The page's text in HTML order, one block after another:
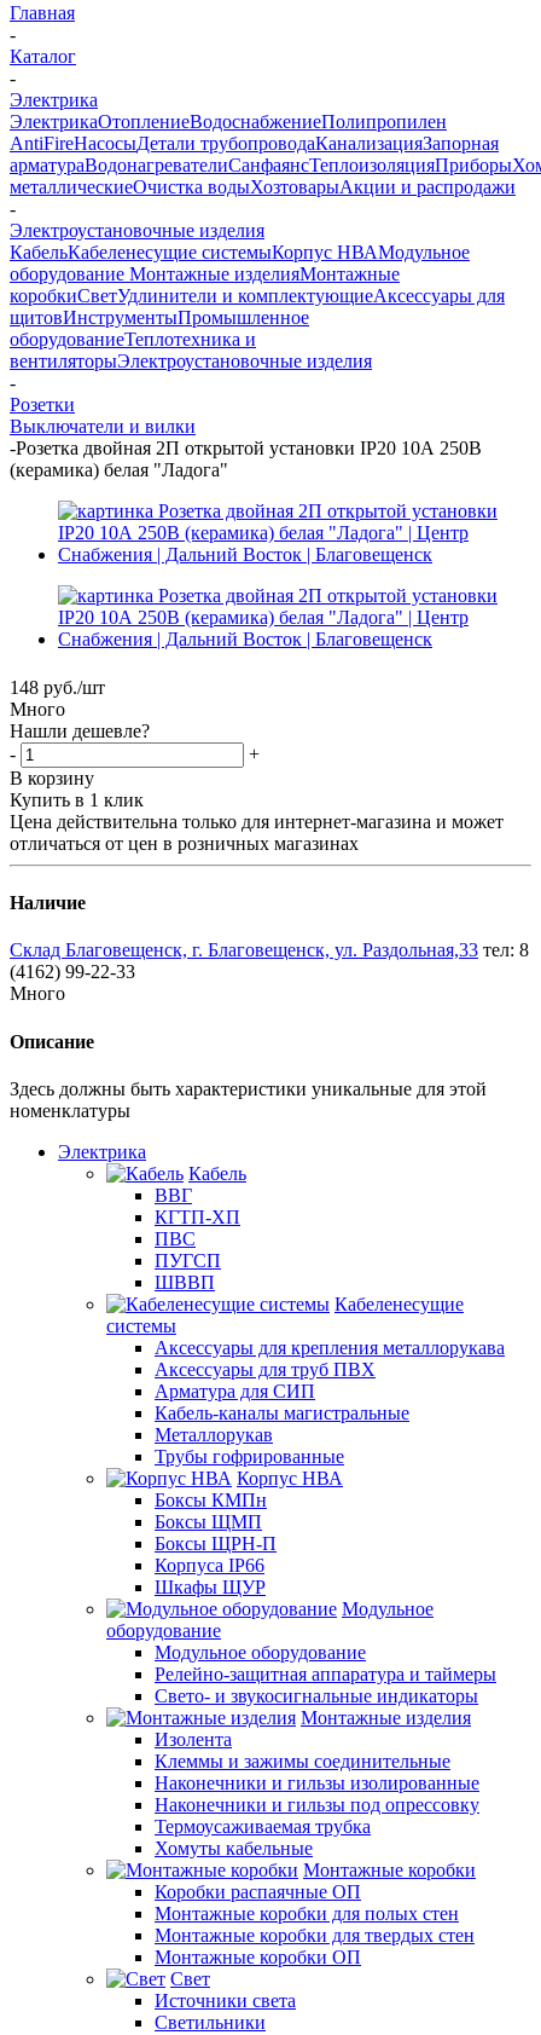
Главная
-
Каталог
-
Электрика
ЭлектрикаОтоплениеВодоснабжениеПолипропилен
AntiFireНасосыДетали трубопроводаКанализацияЗапорная
арматураВодонагревателиСанфаянсТеплоизоляцияПриборы
металлическиеОчистка водыХозтоварыАкции и распродажи
-
Электроустановочные изделия
КабельКабеленесущие системыКорпус НВАМодульное
оборудование Монтажные изделияМонтажные
коробкиСветУдлинители и комплектующиеАксессуары для
щитовИнструментыПромышленное
оборудованиеТеплотехника и
вентиляторыЭлектроустановочные изделия
-
Розетки
Выключатели и вилки
-Розетка двойная 2П открытой установки IP20 10А 250В
(керамика) белая "Ладога"
148 руб./шт
Много
Нашли дешевле?
-
+
В корзину
Купить в 1 клик
Цена действительна только для интернет-магазина и может
отличаться от цен в розничных магазинах
Наличие
Склад Благовещенск, г. Благовещенск, ул. Раздольная,33 тел: 8
(4162) 99-22-33
Много
Описание
Здесь должны быть характеристики уникальные для этой
номенклатуры
Электрика
Кабель
ВВГ
КГТП-ХП
ПВС
ПУГСП
ШВВП
Кабеленесущие
системы
Аксессуары для крепления металлорукава
Аксессуары для труб ПВХ
Арматура для СИП
Кабель-каналы магистральные
Металлорукав
Трубы гофрированные
Корпус НВА
Боксы КМПн
Боксы ЩМП
Боксы ЩРН-П
Корпуса IP66
Шкафы ЩУР
Модульное
оборудование
Модульное оборудование
Релейно-защитная аппаратура и таймеры
Свето- и звукосигнальные индикаторы
Монтажные изделия
Изолента
Клеммы и зажимы соединительные
Наконечники и гильзы изолированные
Наконечники и гильзы под опрессовку
Термоусаживаемая трубка
Хомуты кабельные
Монтажные коробки
Коробки распаячные ОП
Монтажные коробки для полых стен
Монтажные коробки для твердых стен
Монтажные коробки ОП
Свет
Источники света
Светильники